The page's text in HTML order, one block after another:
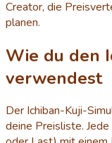
Creator, die
planen.
Wie du den
verwendest
Der Ichiban-Kuji-
deine Preisliste.